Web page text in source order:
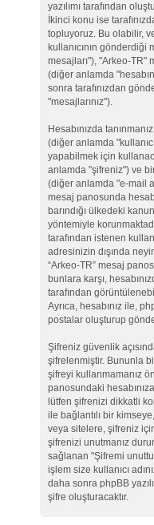
yazılımı tarafından
İkinci konu ise
topluyoruz. Bu olabilir,
kullanıcının
mesajları"), "Arkeo-TR"
(diğer anlamda
sonra tarafınızdan
"mesajlarınız").
Hesabınızda
(diğer anlamda
yapabilmek için
anlamda "şifreniz") ve
(diğer anlamda "e-mail
mesaj panosunda
barındığı ülkedeki
yöntemiyle
tarafından istenen
adresinizin dışında
“Arkeo-TR” mesaj
bunlara karşı,
tarafından
Ayrıca, hesabınız ile,
postalar oluşturup
Şifreniz güvenlik
şifrelenmiştir. Bununla
şifreyi kullanmamanız
panosundaki
lütfen şifrenizi dikkatli
ile bağlantılı bir
veya sitelere, şifreniz
şifrenizi unutmanız
sağlanan "Şifremi
işlem size kullanıcı
daha sonra phpBB
şifre oluşturacaktır.